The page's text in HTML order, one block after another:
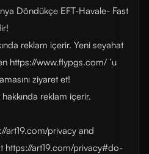
Döndükçe EFT-Havale- Fast
reklam içerir. Yeni seyahat
https://www.flypgs.com/ ’u
ziyaret et!
reklam içerir.
art19.com/privacy and
https://art19.com/privacy#do-